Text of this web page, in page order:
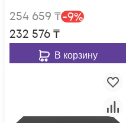
254 659 ₸-9%
232 576₸
В корзину